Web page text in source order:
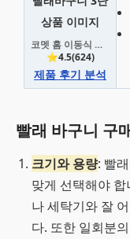
코멧 홈 이동식 트롤리 멀티 빨래바구니 3단
⭐4.5(624)
제품 후기 분석
빨래 바구니 구
크기와 용량: 빨
맞게 선택해야
나 세탁기와 잘
다. 또한 일회분